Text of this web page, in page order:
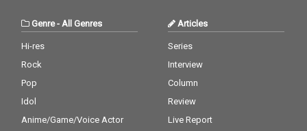
Genre- All Genres
Hi-res
Rock
Pop
Idol
Anime/Game/Voice Actor
Articles
Series
Interview
Column
Review
Live Report